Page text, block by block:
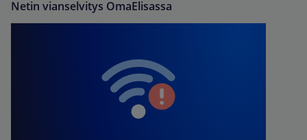
Netin vianselvitys OmaElisassa